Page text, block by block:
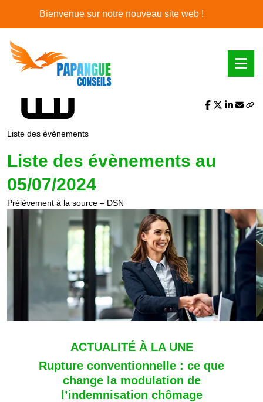
Bienvenue sur notre nouveau site web !
L'actualité du mois
Liste des évènements
Liste des évènements au
05/07/2024
Prélèvement à la source – DSN
ACTUALITÉ À LA UNE
Rupture conventionnelle : ce que
change la modulation de
l’indemnisation chômage